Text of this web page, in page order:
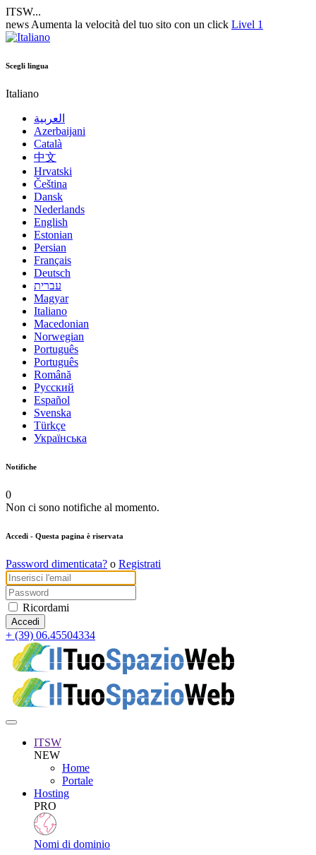
ITSW...
news Aumenta la velocità del tuo sito con un click Livel 1
Scegli lingua
Italiano
العربية
Azerbaijani
Català
中文
Hrvatski
Čeština
Dansk
Nederlands
English
Estonian
Persian
Français
Deutsch
עברית
Magyar
Italiano
Macedonian
Norwegian
Português
Português
Română
Русский
Español
Svenska
Türkçe
Українська
Notifiche
0
Non ci sono notifiche al momento.
Accedi - Questa pagina è riservata
Password dimenticata? o Registrati
Ricordami
+ (39) 06.45504334
ITSW
NEW
Home
Portale
Hosting
PRO
Nomi di dominio